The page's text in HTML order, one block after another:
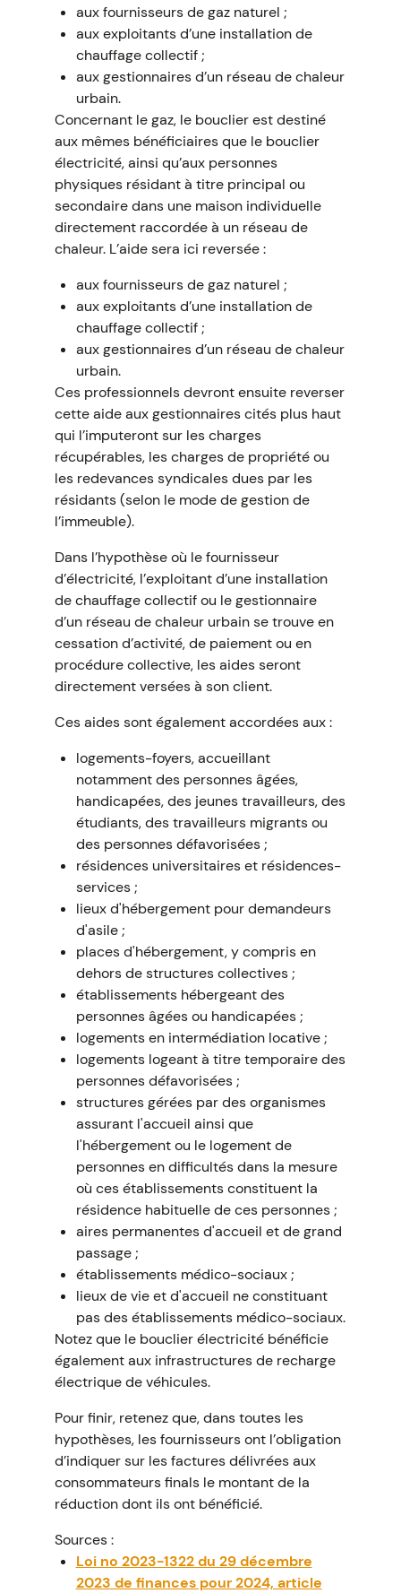
aux fournisseurs de gaz naturel ;
aux exploitants d’une installation de
chauffage collectif ;
aux gestionnaires d’un réseau de chaleur
urbain.
Concernant le gaz, le bouclier est destiné
aux mêmes bénéficiaires que le bouclier
électricité, ainsi qu’aux personnes
physiques résidant à titre principal ou
secondaire dans une maison individuelle
directement raccordée à un réseau de
chaleur. L’aide sera ici reversée :
aux fournisseurs de gaz naturel ;
aux exploitants d’une installation de
chauffage collectif ;
aux gestionnaires d’un réseau de chaleur
urbain.
Ces professionnels devront ensuite reverser
cette aide aux gestionnaires cités plus haut
qui l’imputeront sur les charges
récupérables, les charges de propriété ou
les redevances syndicales dues par les
résidants (selon le mode de gestion de
l’immeuble).
Dans l’hypothèse où le fournisseur
d’électricité, l’exploitant d’une installation
de chauffage collectif ou le gestionnaire
d’un réseau de chaleur urbain se trouve en
cessation d’activité, de paiement ou en
procédure collective, les aides seront
directement versées à son client.
Ces aides sont également accordées aux :
logements-foyers, accueillant
notamment des personnes âgées,
handicapées, des jeunes travailleurs, des
étudiants, des travailleurs migrants ou
des personnes défavorisées ;
résidences universitaires et résidences-
services ;
lieux d'hébergement pour demandeurs
d'asile ;
places d'hébergement, y compris en
dehors de structures collectives ;
établissements hébergeant des
personnes âgées ou handicapées ;
logements en intermédiation locative ;
logements logeant à titre temporaire des
personnes défavorisées ;
structures gérées par des organismes
assurant l'accueil ainsi que
l'hébergement ou le logement de
personnes en difficultés dans la mesure
où ces établissements constituent la
résidence habituelle de ces personnes ;
aires permanentes d'accueil et de grand
passage ;
établissements médico-sociaux ;
lieux de vie et d'accueil ne constituant
pas des établissements médico-sociaux.
Notez que le bouclier électricité bénéficie
également aux infrastructures de recharge
électrique de véhicules.
Pour finir, retenez que, dans toutes les
hypothèses, les fournisseurs ont l’obligation
d’indiquer sur les factures délivrées aux
consommateurs finals le montant de la
réduction dont ils ont bénéficié.
Sources :
Loi no 2023-1322 du 29 décembre
2023 de finances pour 2024, article